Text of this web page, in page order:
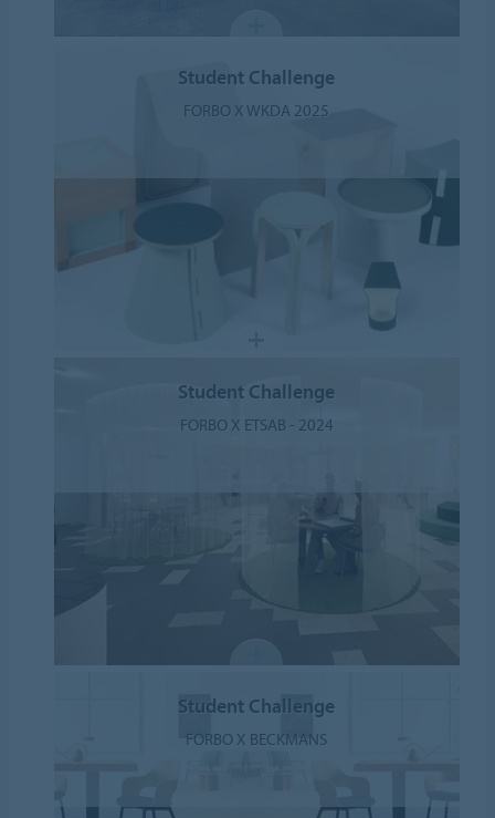
Student Challenge
FORBO X WKDA 2025
Student Challenge
FORBO X ETSAB - 2024
Student Challenge
FORBO X BECKMANS